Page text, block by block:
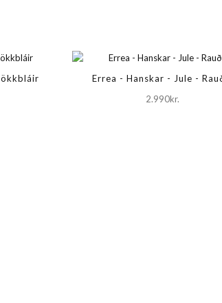
Errea - Hanskar - Jule -
2.990kr.